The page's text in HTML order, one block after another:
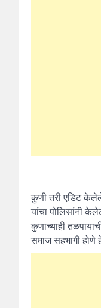
कुणी तरी एडिट
यांचा पोलिसांनी
कुणाच्याही
समाज सहभागी